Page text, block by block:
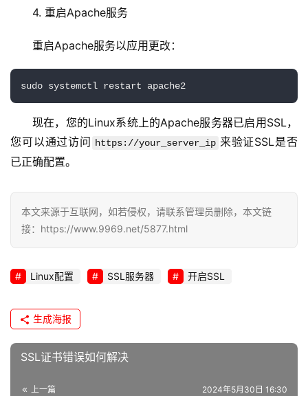
网
l
运
维
4. 重启Apache服务
重启Apache服务以应用更改：
现在，您的Linux系统上的Apache服务器已启用SSL，
您可以通过访问 https://your_server_ip 来验证SSL是否
已正确配置。
本文来源于互联网，如若侵权，请联系管理员删除，本文链
接：https://www.9969.net/5877.html
Linux配置 SSL服务器 开启SSL
生成海报
SSL证书错误如何解决
上一篇 2024年5月30日 16:30